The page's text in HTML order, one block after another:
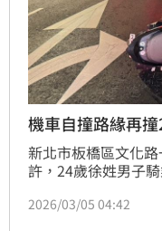
機車自撞路緣再
新北市板橋區文化
許，24歲徐姓男子
方的公車，所幸當時
2026/03/05 04:42